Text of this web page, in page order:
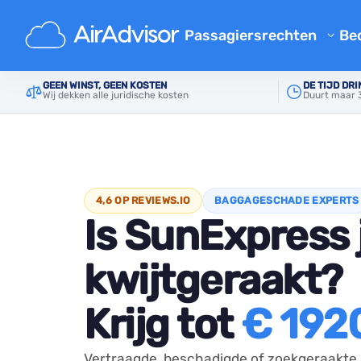
Passagiersrechten
Gratis Compensatie
Vergoeding Vertraging
Instap Geweigerd
Luchtvaartmaatschappij
Klachten over
Luchtvaart Stakingen
Voorschriften
GEEN WINST, GEEN KOSTEN
Wij dekken alle juridische kosten
DE TIJD
Duurt maar
Hoofd Compensatie voor vertraagde of verloren
4,6 OP REVIEWS.IO BAGGAGESCHADE EXPERTS
Is
kwijtgeraakt?
Krijg tot€